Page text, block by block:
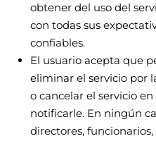
obtener del uso del
con todas sus
confiables.
El usuario acepta que
eliminar el servicio por
o cancelar el servicio
notificarle. En ningún
directores,